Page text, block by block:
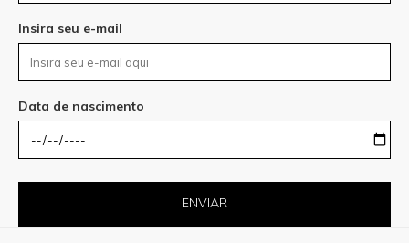
Insira seu e-mail
Data de nascimento
ENVIAR